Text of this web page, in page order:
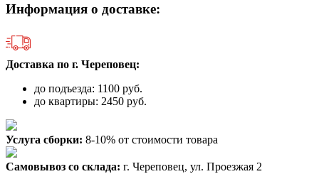
Информация о доставке:
Доставка по г. Череповец:
до подъезда: 1100 руб.
до квартиры: 2450 руб.
Услуга сборки: 8-10% от стоимости товара
Самовывоз со склада: г. Череповец, ул. Проезжая 2